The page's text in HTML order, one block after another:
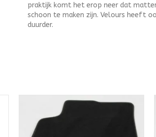
praktijk komt het erop neer dat
schoon te maken zijn. Velours heeft
duurder.